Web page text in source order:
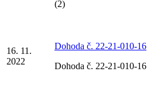
(2)
16. 11.
2022
Dohoda č. 22-21-010-16
Dohoda č. 22-21-010-16